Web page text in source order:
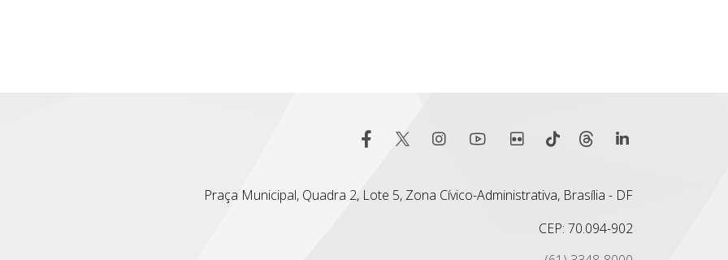
Praça Municipal, Quadra 2, Lote 5, Zona Cívico-Administrativa, Brasília - DF
CEP: 70.094-902